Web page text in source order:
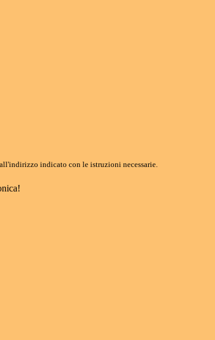
indicato con le istruzioni necessarie.